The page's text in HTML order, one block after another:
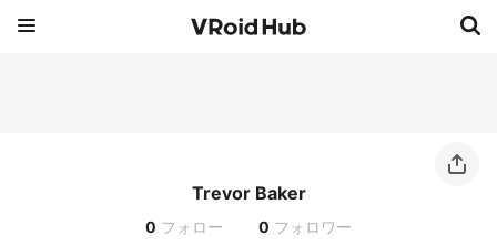
Trevor Baker
0 フォロー 0 フォロワー